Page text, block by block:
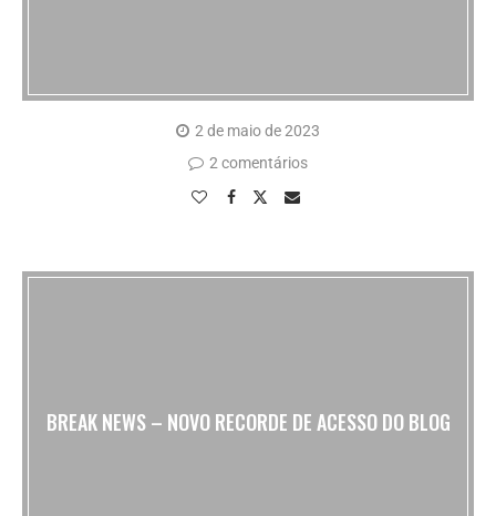
2 de maio de 2023
2 comentários
BREAK NEWS – NOVO RECORDE DE ACESSO DO BLOG